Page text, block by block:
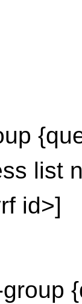
list
id>]